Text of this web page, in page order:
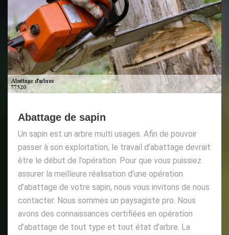
Abattage de sapin
Un sapin est un arbre multi usages. Afin de pouvoir
passer à son exploitation, le travail d’abattage devrait
être le début de l’opération. Pour que vous puissiez
assurer la meilleure réalisation d’une opération
d’abattage de votre sapin, nous vous invitons de nous
contacter. Nous sommes un paysagiste pro. Nous
avons des connaissances certifiées en opération
d’abattage de tout type et tout état d’arbre. La